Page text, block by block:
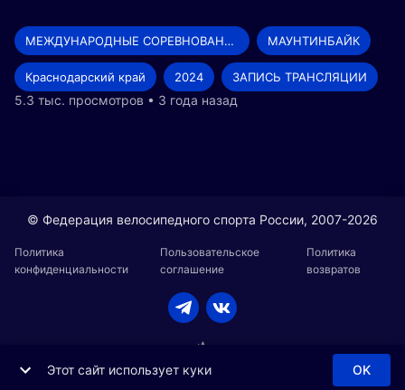
МЕЖДУНАРОДНЫЕ СОРЕВНОВАНИЯ МАУНТИНБАЙК
Краснодарский край 2024 ЗАПИСЬ ТРАНСЛЯЦИИ
5.3 тыс. просмотров • 3 года назад
© Федерация велосипедного спорта России, 2007-2026
Политика
конфиденциальности
Пользовательское
соглашение
Политика
возвратов
Этот сайт использует куки OK